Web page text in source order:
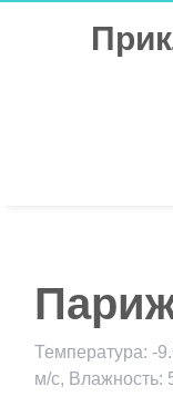
Температура: -
м/с, Влажность: